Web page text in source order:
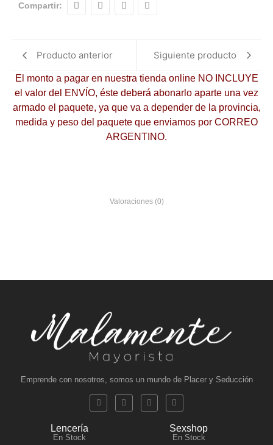
Compartir:
Producto anterior Siguiente producto
El monto a pagar en nuestra tienda online NO INCLUYE
el valor del ENVÍO, éste deberá abonarlo aparte una vez
armado el paquete, ya que va a depender de la provincia,
medida y peso del paquete que enviamos por CORREO
ARGENTINO.
Valoraciones (0)
Emprende con nosotros, somos un mundo de Placer y Seducción
Lencería
En Stock
Sexshop
En Stock